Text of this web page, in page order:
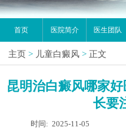
首页 医院简介 医生团队
主页 > 儿童白癜风 > 正文
昆明治白癜风哪家
长要
时间: 2025-11-05